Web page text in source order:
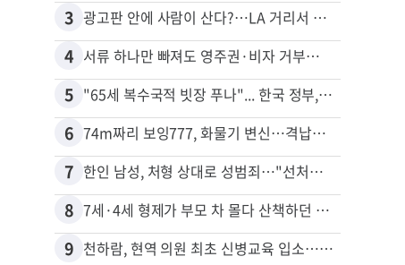
3 광고판 안에 사람이 산다?…LA 거리서 화제
4 서류 하나만 빠져도 영주권·비자 거부…심사관 재량권 대폭 확대
5 "65세 복수국적 빗장 푸나"... 한국 정부, 연령 완화 전면 추진
6 74m짜리 보잉777, 화물기 변신…격납고서 ‘보물’ 찾는 인천공항
7 한인 남성, 처형 상대로 성범죄…"선처해줬더니 배신자 취급"
8 7세·4세 형제가 부모 차 몰다 산책하던 여성 들이받아
9 천하람, 현역 의원 최초 신병교육 입소…논산서 2박3일 생활